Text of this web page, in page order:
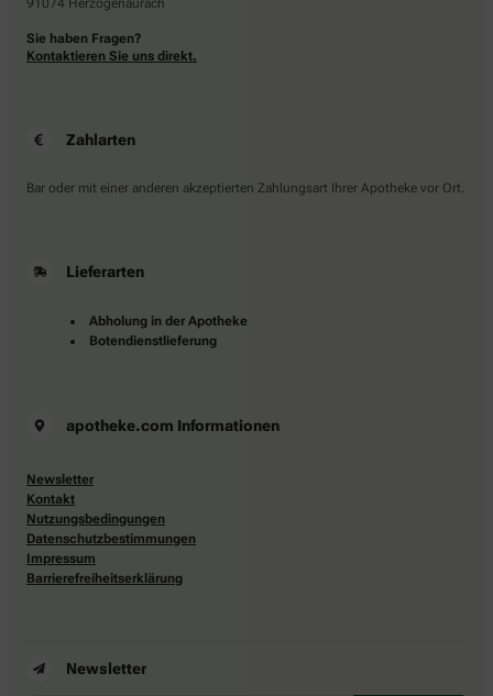
Sie haben Fragen?
Kontaktieren Sie uns direkt.
Zahlarten
Bar oder mit einer anderen akzeptierten Zahlungsart Ihrer Apotheke vor Ort.
Lieferarten
Abholung in der Apotheke
Botendienstlieferung
apotheke.com Informationen
Newsletter
Kontakt
Nutzungsbedingungen
Datenschutzbestimmungen
Impressum
Barrierefreiheitserklärung
Newsletter